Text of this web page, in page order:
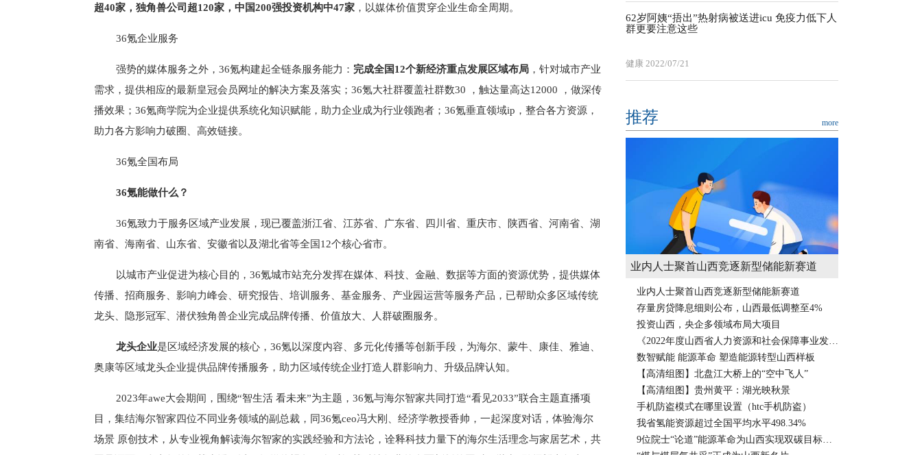
超40家，独角兽公司超120家，中国200强投资机构中47家 ，以媒体价值贯穿企业生命全周期。
36氪企业服务
强势的媒体服务之外，36氪构建起全链条服务能力： 完成全国12个新经济重点发展区域布局 ，针对城市产业
需求，提供相应的最新皇冠会员网址的解决方案及落实；36氪大社群覆盖社群数30 ，触达量高达12000 ，做深传
播效果；36氪商学院为企业提供系统化知识赋能，助力企业成为行业领跑者；36氪垂直领域ip，整合各方资源，
助力各方影响力破圈、高效链接。
36氪全国布局
36氪能做什么？
36氪致力于服务区域产业发展，现已覆盖浙江省、江苏省、广东省、四川省、重庆市、陕西省、河南省、湖
南省、海南省、山东省、安徽省以及湖北省等全国12个核心省市。
以城市产业促进为核心目的，36氪城市站充分发挥在媒体、科技、金融、数据等方面的资源优势，提供媒体
传播、招商服务、影响力峰会、研究报告、培训服务、基金服务、产业园运营等服务产品，已帮助众多区域传统
龙头、隐形冠军、潜伏独角兽企业完成品牌传播、价值放大、人群破圈服务。
龙头企业是区域经济发展的核心，36氪以深度内容、多元化传播等创新手段，为海尔、蒙牛、康佳、雅迪、
奥康等区域龙头企业提供品牌传播服务，助力区域传统企业打造人群影响力、升级品牌认知。
2023年awe大会期间，围绕“智生活 看未来”为主题，36氪与海尔智家共同打造“看见2033”联合主题直播项
目，集结海尔智家四位不同业务领域的副总裁，同36氪ceo冯大刚、经济学教授香帅，一起深度对话，体验海尔
场景 原创技术，从专业视角解读海尔智家的实践经验和方法论，诠释科技力量下的海尔生活理念与家居艺术，共
62岁阿姨“捂出”热射病被送进icu 免疫力低下人
群更要注意这些
健康 2022/07/21
推荐 more
业内人士聚首山西竞逐新型储能新赛道
业内人士聚首山西竞逐新型储能新赛道
存量房贷降息细则公布，山西最低调整至4%
投资山西，央企多领域布局大项目
《2022年度山西省人力资源和社会保障事业发展统计公报》发布
数智赋能 能源革命 塑造能源转型山西样板
【高清组图】北盘江大桥上的“空中飞人”
【高清组图】贵州黄平：湖光映秋景
手机防盗模式在哪里设置（htc手机防盗）
我省氢能资源超过全国平均水平498.34%
9位院士“论道”能源革命为山西实现双碳目标添“智力”